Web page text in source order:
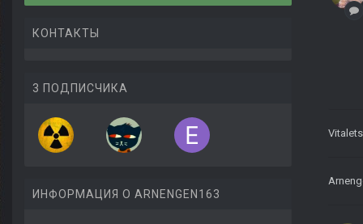
КОНТАКТЫ
3 ПОДПИСЧИКА
ИНФОРМАЦИЯ О ARNENGEN163